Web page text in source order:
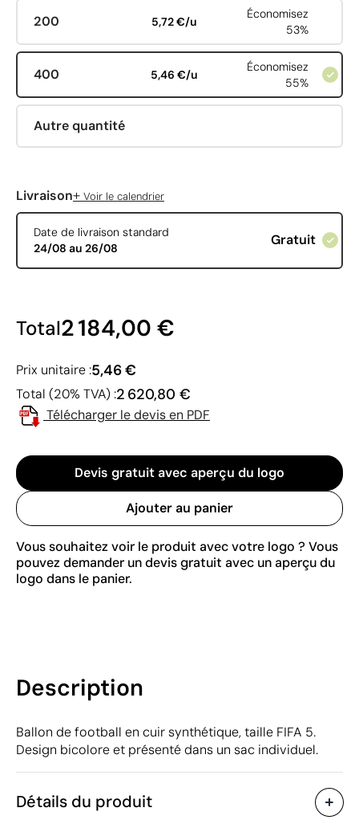
200 5,72 €/u
Économisez
53%
400 5,46 €/u
Économisez
55%
Autre quantité
Livraison+ Voir le calendrier
Date de livraison standard
24/08 au 26/08
Gratuit
Total2 184,00 €
Prix unitaire :5,46 €
Total (20% TVA) :2 620,80 €
Télécharger le devis en PDF
Devis gratuit avec aperçu du logo
Ajouter au panier
Vous souhaitez voir le produit avec votre logo ? Vous
pouvez demander un devis gratuit avec un aperçu du
logo dans le panier.
Description
Ballon de football en cuir synthétique, taille FIFA 5.
Design bicolore et présenté dans un sac individuel.
Détails du produit